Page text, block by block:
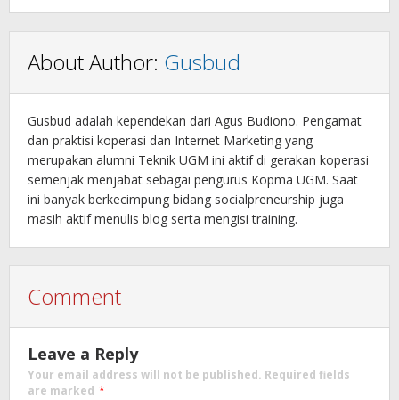
About Author: Gusbud
Gusbud adalah kependekan dari Agus Budiono. Pengamat
dan praktisi koperasi dan Internet Marketing yang
merupakan alumni Teknik UGM ini aktif di gerakan koperasi
semenjak menjabat sebagai pengurus Kopma UGM. Saat
ini banyak berkecimpung bidang socialpreneurship juga
masih aktif menulis blog serta mengisi training.
Comment
Leave a Reply
Your email address will not be published. Required fields
are marked *